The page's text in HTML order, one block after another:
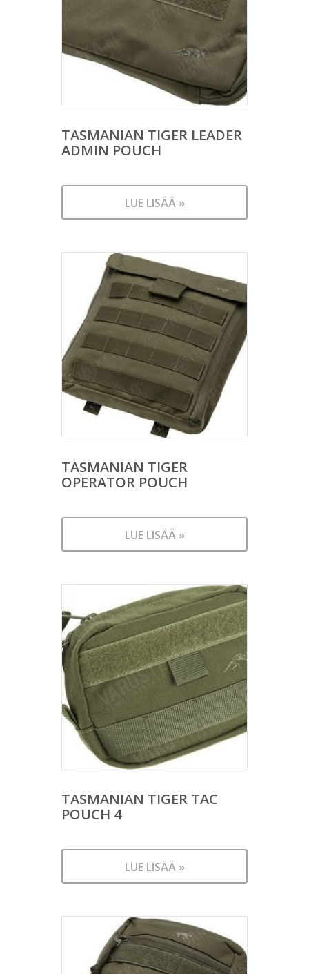
TASMANIAN TIGER LEADER
ADMIN POUCH
LUE LISÄÄ »
TASMANIAN TIGER
OPERATOR POUCH
LUE LISÄÄ »
TASMANIAN TIGER TAC
POUCH 4
LUE LISÄÄ »